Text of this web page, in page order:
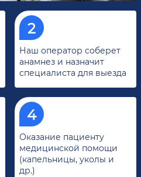
Наш оператор соберет
анамнез и назначит
специалиста для выезда
Оказание пациенту
медицинской помощи
(капельницы, уколы и
др.)